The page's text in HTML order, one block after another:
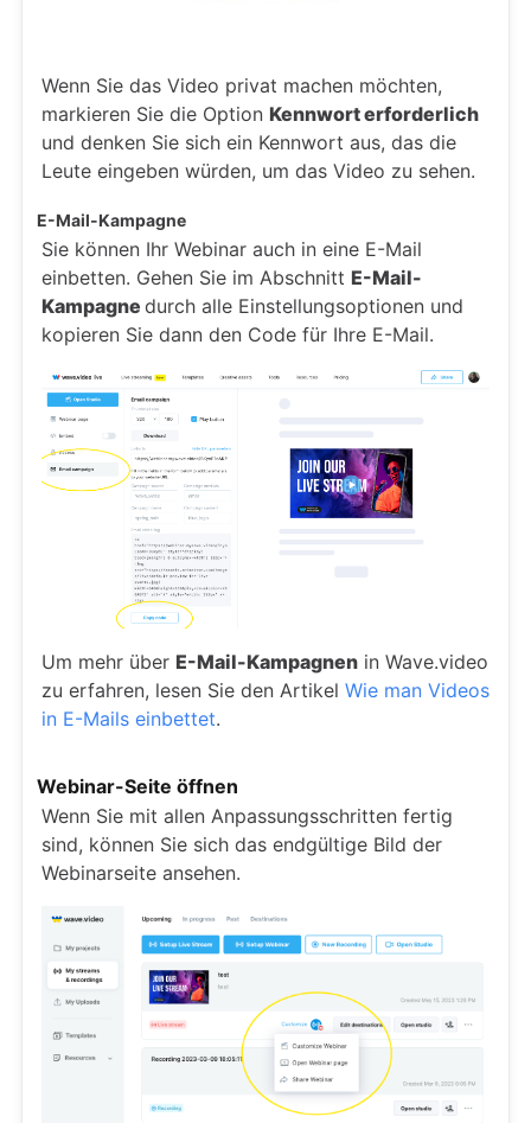
Wenn Sie das Video privat machen möchten,
markieren Sie die Option Kennwort erforderlich
und denken Sie sich ein Kennwort aus, das die
Leute eingeben würden, um das Video zu sehen.
E-Mail-Kampagne
Sie können Ihr Webinar auch in eine E-Mail
einbetten. Gehen Sie im Abschnitt E-Mail-
Kampagne durch alle Einstellungsoptionen und
kopieren Sie dann den Code für Ihre E-Mail.
Um mehr über E-Mail-Kampagnen in Wave.video
zu erfahren, lesen Sie den Artikel Wie man Videos
in E-Mails einbettet.
Webinar-Seite öffnen
Wenn Sie mit allen Anpassungsschritten fertig
sind, können Sie sich das endgültige Bild der
Webinarseite ansehen.